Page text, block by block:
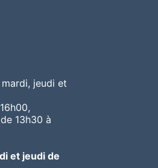
jeudi et
13h30 à
et jeudi de